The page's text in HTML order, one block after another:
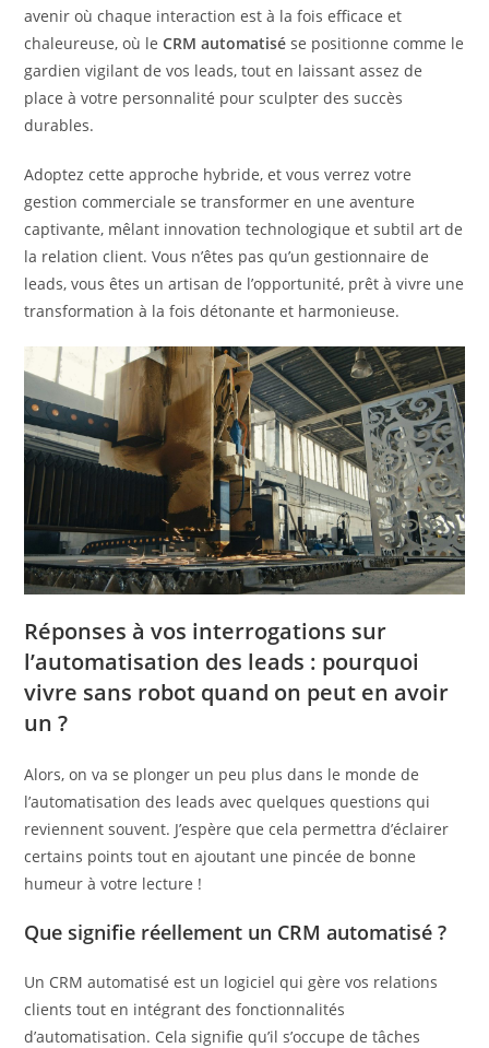
avenir où chaque interaction est à la fois efficace et
chaleureuse, où leCRM automatisése positionne comme le
gardien vigilant de vos leads, tout en laissant assez de
place à votre personnalité pour sculpter des succès
durables.
Adoptez cette approche hybride, et vous verrez votre
gestion commerciale se transformer en une aventure
captivante, mêlant innovation technologique et subtil art de
la relation client. Vous n’êtes pas qu’un gestionnaire de
leads, vous êtes un artisan de l’opportunité, prêt à vivre une
transformation à la fois détonante et harmonieuse.
Réponses à vos interrogations sur
l’automatisation des leads : pourquoi
vivre sans robot quand on peut en avoir
un ?
Alors, on va se plonger un peu plus dans le monde de
l’automatisation des leads avec quelques questions qui
reviennent souvent. J’espère que cela permettra d’éclairer
certains points tout en ajoutant une pincée de bonne
humeur à votre lecture !
Que signifie réellement un CRM automatisé ?
Un CRM automatisé est un logiciel qui gère vos relations
clients tout en intégrant des fonctionnalités
d’automatisation. Cela signifie qu’il s’occupe de tâches